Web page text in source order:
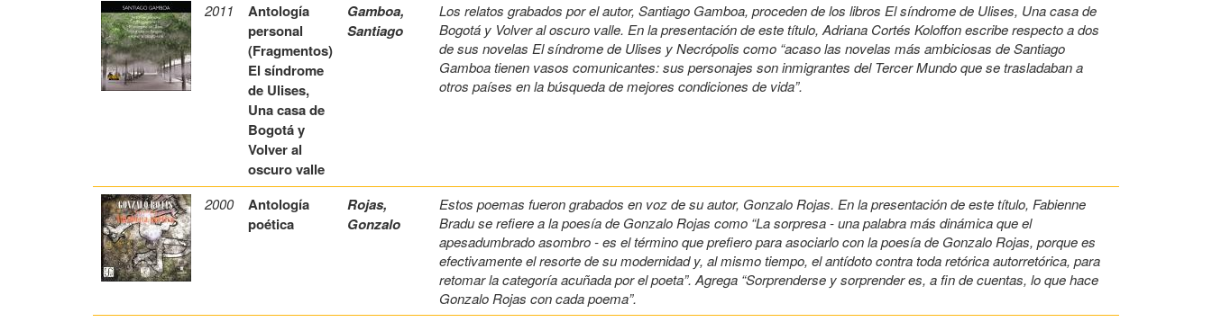
2011
Antología
personal
(Fragmentos)
El síndrome
de Ulises,
Una casa de
Bogotá y
Volver al
oscuro valle
Gamboa,
Santiago
Los relatos grabados por el autor, Santiago Gamboa, proceden de los libros El síndrome de Ulises, Una casa de
Bogotá y Volver al oscuro valle. En la presentación de este título, Adriana Cortés Koloffon escribe respecto a dos
de sus novelas El síndrome de Ulises y Necrópolis como “acaso las novelas más ambiciosas de Santiago
Gamboa tienen vasos comunicantes: sus personajes son inmigrantes del Tercer Mundo que se trasladaban a
otros países en la búsqueda de mejores condiciones de vida”.
2000
Antología
poética
Rojas,
Gonzalo
Estos poemas fueron grabados en voz de su autor, Gonzalo Rojas. En la presentación de este título, Fabienne
Bradu se refiere a la poesía de Gonzalo Rojas como “La sorpresa - una palabra más dinámica que el
apesadumbrado asombro - es el término que prefiero para asociarlo con la poesía de Gonzalo Rojas, porque es
efectivamente el resorte de su modernidad y, al mismo tiempo, el antídoto contra toda retórica autorretórica, para
retomar la categoría acuñada por el poeta”. Agrega “Sorprenderse y sorprender es, a fin de cuentas, lo que hace
Gonzalo Rojas con cada poema”.